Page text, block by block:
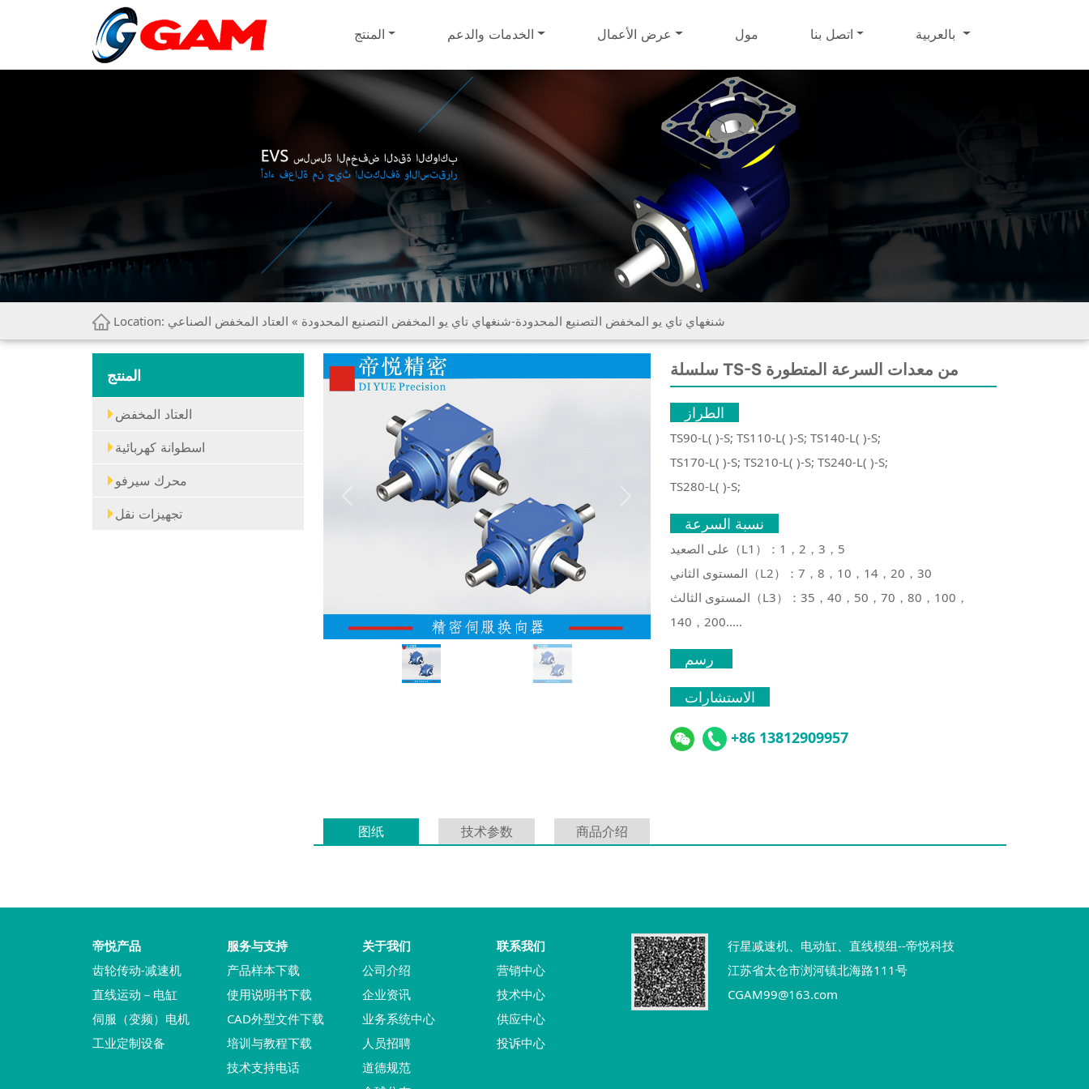
المنتج الخدمات والدعم عرض الأعمال مول اتصل بنا
Location: شنغهاي تاي يو المخفض التصنيع المحدودة-شنغهاي تاي يو المخفض التصنيع المحدودة » العتاد المخفض الصناعي
المنتج
العتاد المخفض
اسطوانة كهربائية
محرك سيرفو
تجهيزات نقل Previous
سلسلة TS-S من معدات السرعة المتطورة
الطراز
TS90-L( )-S; TS110-L( )-S; TS140-L( )-S;
TS170-L( )-S; TS210-L( )-S; TS240-L( )-S;
TS280-L( )-S;
نسبة السرعة
على الصعيد（L1）：1，2，3，5
المستوى الثاني（L2）：7，8，10，14，20，30
المستوى الثالث（L3）：35，40，50，70，80，100，
140，200.....
الاستشارات
+86 13812909957
图纸 技术参数 商品介绍
帝悦产品
齿轮传动-减速机
直线运动－电缸
伺服（变频）电机
工业定制设备
服务与支持
产品样本下载
使用说明书下载
CAD外型文件下载
培训与教程下载
技术支持电话
关于我们
公司介绍
企业资讯
业务系统中心
人员招聘
道德规范
联系我们
营销中心
技术中心
供应中心
投诉中心
行星减速机、电动缸、直线模组--帝悦科技
江苏省太仓市浏河镇北海路111号
CGAM99@163.com